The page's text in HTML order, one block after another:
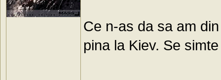
Ce n-as da sa am
pina la Kiev. Se